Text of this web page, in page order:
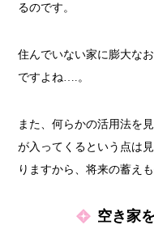
るのです。
住んでいない家に膨大な
ですよね….。
また、何らかの活用法を
が入ってくるという点は
りますから、将来の蓄え
空き家